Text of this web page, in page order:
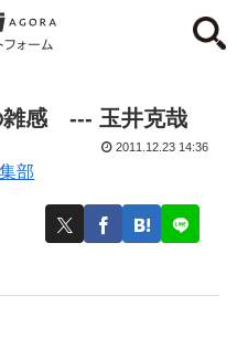
雑感 --- 玉井克哉
部
2011.12.23 14:36